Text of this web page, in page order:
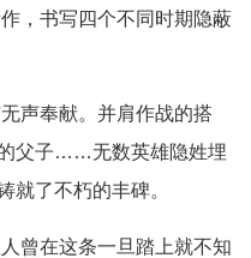
，书写四个不同时期隐蔽
声奉献。并肩作战的搭
父子……无数英雄隐姓埋
就了不朽的丰碑。
曾在这条一旦踏上就不知